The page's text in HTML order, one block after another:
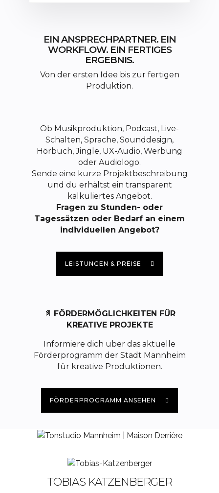
EIN ANSPRECHPARTNER. EIN
WORKFLOW. EIN FERTIGES
ERGEBNIS.
Von der ersten Idee bis zur fertigen
Produktion.
Ob Musikproduktion, Podcast, Live-
Schalten, Sprache, Sounddesign,
Hörbuch, Jingle, UX-Audio, Werbung
oder Audiologo.
Sende eine kurze Projektbeschreibung
und du erhältst ein transparent
kalkuliertes Angebot.
Fragen zu Stunden- oder
Tagessätzen oder Bedarf an einem
individuellen Angebot?
LEISTUNGEN & PREISE
📄
FÖRDERMÖGLICHKEITEN FÜR
KREATIVE PROJEKTE
Informiere dich über das aktuelle
Förderprogramm der Stadt Mannheim
für kreative Produktionen.
FÖRDERPROGRAMM ANSEHEN
TOBIAS KATZENBERGER